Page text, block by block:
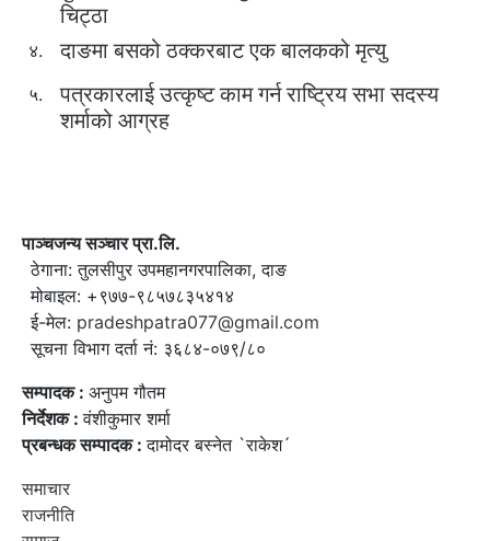
चिट्ठा
४. दाङमा बसको ठक्करबाट एक बालकको मृत्यु
५.
पत्रकारलाई उत्कृष्ट काम गर्न राष्ट्रिय सभा सदस्य
शर्माको आग्रह
पाञ्चजन्य सञ्चार प्रा.लि.
ठेगाना: तुलसीपुर उपमहानगरपालिका, दाङ
मोबाइल: +९७७-९८५७८३५४१४
ई-मेल: pradeshpatra077@gmail.com
सूचना विभाग दर्ता नं: ३६८४-०७९/८०
सम्पादक : अनुपम गौतम
निर्देशक :वंशीकुमार शर्मा
प्रबन्धक सम्पादक :दामोदर बस्नेत `राकेश´
समाचार
राजनीति